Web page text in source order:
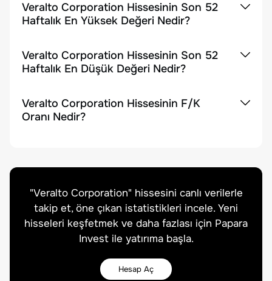
Veralto Corporation Hissesinin Son 52
Haftalık En Yüksek Değeri Nedir?
Veralto Corporation Hissesinin Son 52
Haftalık En Düşük Değeri Nedir?
Veralto Corporation Hissesinin F/K
Oranı Nedir?
"Veralto Corporation" hissesini canlı verilerle
takip et, öne çıkan istatistikleri incele. Yeni
hisseleri keşfetmek ve daha fazlası için Papara
Invest ile yatırıma başla.
Hesap Aç